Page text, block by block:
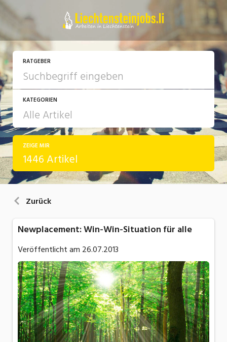
RATGEBER
KATEGORIEN
Arbeit
Ausbildung / Weiterbildung
ZEIGE MIR
1446 Artikel
Zurück
Newplacement: Win-Win-Situation für alle
Veröffentlicht am 26.07.2013